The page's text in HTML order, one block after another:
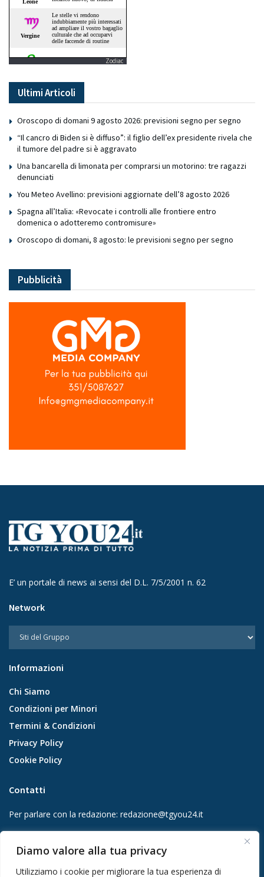
Diamo valore alla tua privacy
Utilizziamo i cookie per migliorare la tua esperienza di
Zodiac
Ultimi Articoli
Oroscopo di domani 9 agosto 2026: previsioni segno per segno
“Il cancro di Biden si è diffuso”: il figlio dell’ex presidente rivela che
il tumore del padre si è aggravato
Una bancarella di limonata per comprarsi un motorino: tre ragazzi
denunciati
You Meteo Avellino: previsioni aggiornate dell’8 agosto 2026
Spagna all’Italia: «Revocate i controlli alle frontiere entro
domenica o adotteremo contromisure»
Oroscopo di domani, 8 agosto: le previsioni segno per segno
Pubblicità
E’ un portale di news ai sensi del D.L. 7/5/2001 n. 62
Network
Informazioni
Chi Siamo
Condizioni per Minori
Termini & Condizioni
Privacy Policy
Cookie Policy
Contatti
Per parlare con la redazione: redazione@tgyou24.it